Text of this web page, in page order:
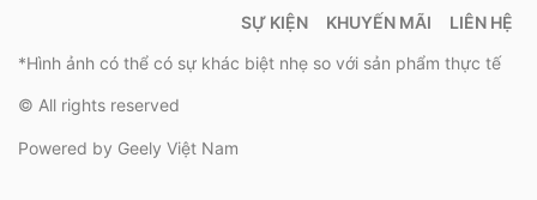
© All rights reserved
Powered by Geely Việt Nam
*Hình ảnh có thể có sự khác biệt nhẹ so với sản phẩm thực tế
SỰ KIỆN KHUYẾN MÃI LIÊN HỆ